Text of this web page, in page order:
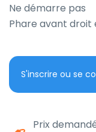
Ne démarre pas
Phare avant droit
S'inscrire ou se
Prix